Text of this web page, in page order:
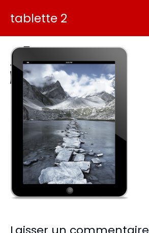
tablette 2